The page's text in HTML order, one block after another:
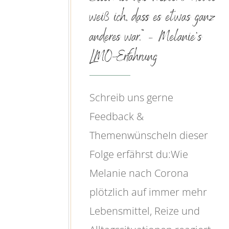
weiß ich, dass es etwas ganz
anderes war.“ – Melanie’s
LMO-Erfahrung
Schreib uns gerne
Feedback &
ThemenwünscheIn dieser
Folge erfährst du:Wie
Melanie nach Corona
plötzlich auf immer mehr
Lebensmittel, Reize und